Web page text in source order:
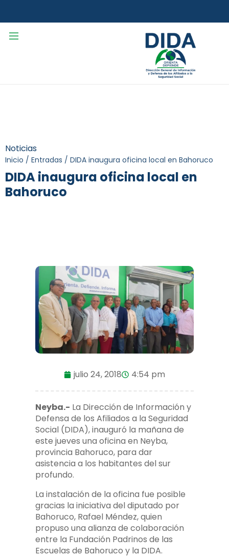
Noticias
Inicio / Entradas / DIDA inaugura oficina local en Bahoruco
DIDA inaugura oficina local en
Bahoruco
julio 24, 2018 4:54 pm
Neyba.- La Dirección de Información y
Defensa de los Afiliados a la Seguridad
Social (DIDA), inauguró la mañana de
este jueves una oficina en Neyba,
provincia Bahoruco, para dar
asistencia a los habitantes del sur
profundo.
La instalación de la oficina fue posible
gracias la iniciativa del diputado por
Bahoruco, Rafael Méndez, quien
propuso una alianza de colaboración
entre la Fundación Padrinos de las
Escuelas de Bahoruco y la DIDA.